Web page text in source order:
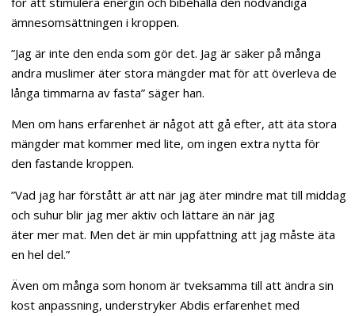
ämnesomsättningen i kroppen.
”Jag är inte den enda som gör det. Jag är säker på många
andra muslimer äter stora mängder mat för att överleva de
långa timmarna av fasta” säger han.
Men om hans erfarenhet är något att gå efter, att äta stora
mängder mat kommer med lite, om ingen extra nytta för
den fastande kroppen.
”Vad jag har förstått är att när jag äter mindre mat till middag
och suhur blir jag mer aktiv och lättare än när jag
äter mer mat. Men det är min uppfattning att jag måste äta
en hel del.”
Även om många som honom är tveksamma till att ändra sin
kost anpassning, understryker Abdis erfarenhet med